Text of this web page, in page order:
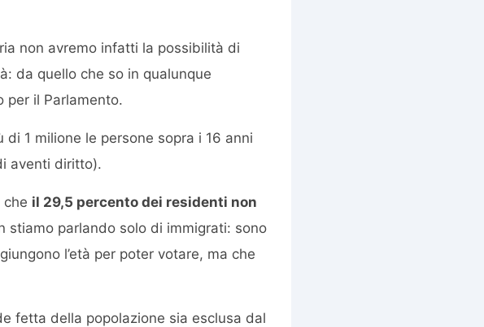
non avremo infatti la possibilità di
da quello che so in qualunque
per il Parlamento.
di 1 milione le persone sopra i 16 anni
aventi diritto).
che il 29,5 percento dei residenti non
stiamo parlando solo di immigrati: sono
l’età per poter votare, ma che
fetta della popolazione sia esclusa dal